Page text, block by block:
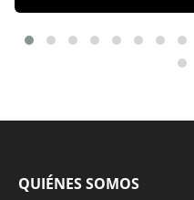
QUIÉNES SOMOS